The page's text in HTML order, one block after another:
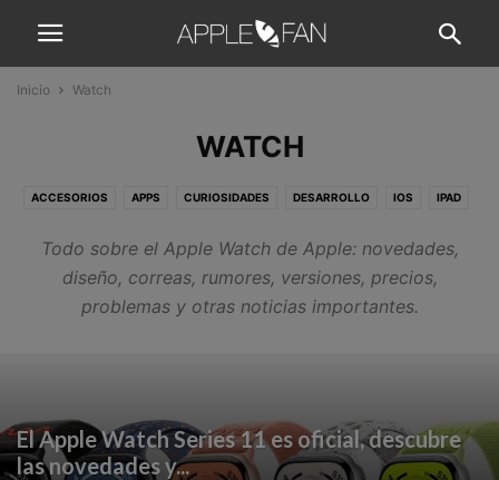
Inicio Watch
WATCH
ACCESORIOS APPS CURIOSIDADES DESARROLLO IOS IPAD
PATROCINADOS REVIEWS TUTORIALES WATCH WATCHOS
Todo sobre el Apple Watch de Apple: novedades,
diseño, correas, rumores, versiones, precios,
problemas y otras noticias importantes.
El Apple Watch Series 11 es oficial, descubre
las novedades y...